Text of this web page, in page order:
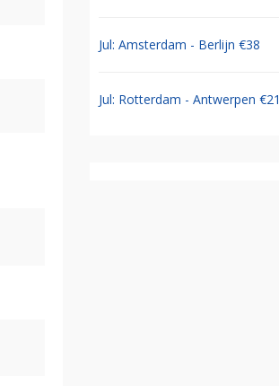
Jul: Amsterdam - Berlijn €38
Jul: Rotterdam - Antwerpen €21